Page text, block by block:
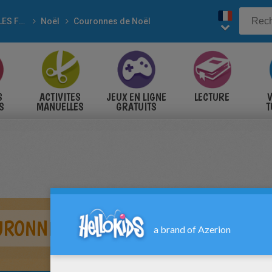
POUR LES FÊTES Noël Couronnes de Noël
ACTIVITES
MANUELLES
JEUX EN LIGNE
GRATUITS
LECTURE
NOËL HOUX